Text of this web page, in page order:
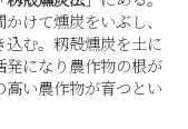
けて燻炭をいぶし、
む。籾殻燻炭を土に
になり農作物の根が
い農作物が育つとい